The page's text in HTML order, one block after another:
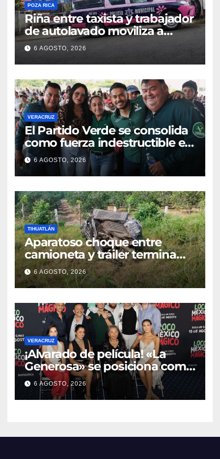
POZA RICA
Riña entre taxista y trabajador
de autolavado moviliza a
policías en Poza Rica
6 AGOSTO, 2026
VERACRUZ
​El Partido Verde se consolida
como fuerza indestructible en
la zona norte de Veracruz
6 AGOSTO, 2026
TIHUATLÁN
Aparatoso choque entre
camioneta y tráiler termina
con ambas unidades fuera de
la carretera en Tihuatlán
6 AGOSTO, 2026
VERACRUZ
¡Alvarado de película! «La
Generosa» se posiciona como
escenario ideal para
producciones de cine y
televisión
6 AGOSTO, 2026